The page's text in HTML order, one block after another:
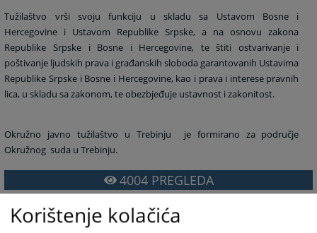
Tužilaštvo vrši svoju funkciju u skladu sa Ustavom Bosne i
Hercegovine i Ustavom Republike Srpske, a na osnovu zakona
Republike Srpske i Bosne i Hercegovine, te štiti ostvarivanje i
poštivanje ljudskih prava i građanskih sloboda garantovanih Ustavima
Republike Srpske i Bosne i Hercegovine, kao i prava i interese pravnih
lica, u skladu sa zakonom, te obezbjeđuje ustavnost i zakonitost.
Okružno javno tužilaštvo u Trebinju
je formirano za područje
Okružnog suda u Trebinju.
4004PREGLEDA
Korištenje kolačića